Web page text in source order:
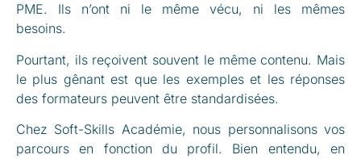
PME. Ils n’ont ni le même vécu, ni les mêmes
besoins.
Pourtant, ils reçoivent souvent le même contenu. Mais
le plus gênant est que les exemples et les réponses
des formateurs peuvent être standardisées.
Chez Soft-Skills Académie, nous personnalisons vos
parcours en fonction du profil. Bien entendu, en